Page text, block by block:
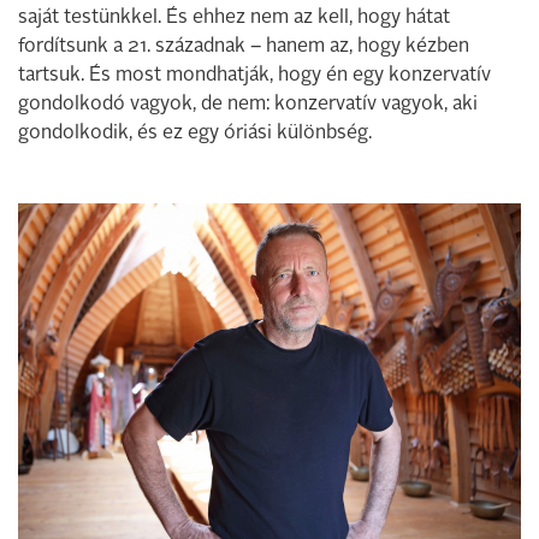
saját testünkkel. És ehhez nem az kell, hogy hátat
fordítsunk a 21. századnak – hanem az, hogy kézben
tartsuk. És most mondhatják, hogy én egy konzervatív
gondolkodó vagyok, de nem: konzervatív vagyok, aki
gondolkodik, és ez egy óriási különbség.